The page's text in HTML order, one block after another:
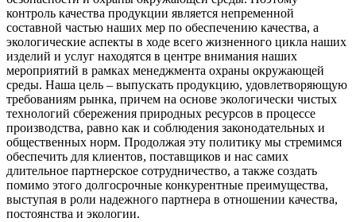
контроль качества продукции является непременной
составной частью наших мер по обеспечению качества, а
экологические аспекты в ходе всего жизненного цикла наших
изделий и услуг находятся в центре внимания наших
мероприятий в рамках менеджмента охраны окружающей
среды. Наша цель – выпускать продукцию, удовлетворяющую
требованиям рынка, причем на основе экологически чистых
технологий сбережения природных ресурсов в процессе
производства, равно как и соблюдения законодательных и
общественных норм. Продолжая эту политику мы стремимся
обеспечить для клиентов, поставщиков и нас самих
длительное партнерское сотрудничество, а также создать
помимо этого долгосрочные конкурентные преимущества,
выступая в роли надежного партнера в отношении качества,
постоянства и экологии.